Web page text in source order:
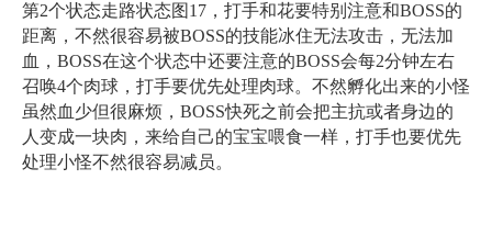
第2个状态走路状态图17，打手和花要特别注意和BOSS的
距离，不然很容易被BOSS的技能冰住无法攻击，无法加
血，BOSS在这个状态中还要注意的BOSS会每2分钟左右
召唤4个肉球，打手要优先处理肉球。不然孵化出来的小怪
虽然血少但很麻烦，BOSS快死之前会把主抗或者身边的
人变成一块肉，来给自己的宝宝喂食一样，打手也要优先
处理小怪不然很容易减员。